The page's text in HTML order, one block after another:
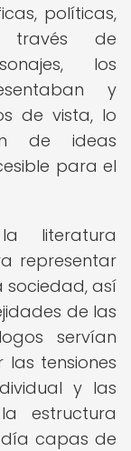
políticas,
través de
los
y
de vista, lo
de ideas
para el
literatura
representar
sociedad, así
de las
servían
tensiones
y las
estructura
capas de